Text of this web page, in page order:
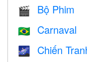
🎬 Bộ Phim
🇧🇷 Carnaval
🌌 Chiến